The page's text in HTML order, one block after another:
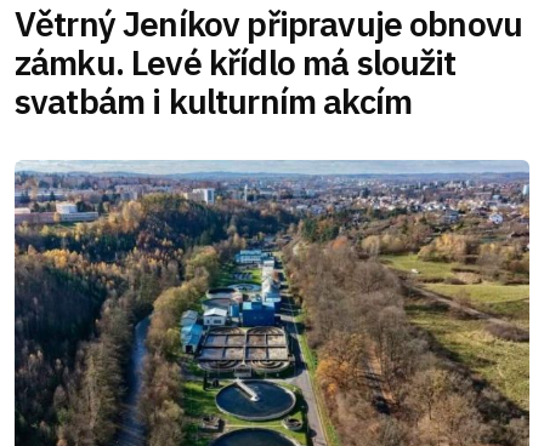
Větrný Jeníkov připravuje obnovu
zámku. Levé křídlo má sloužit
svatbám i kulturním akcím